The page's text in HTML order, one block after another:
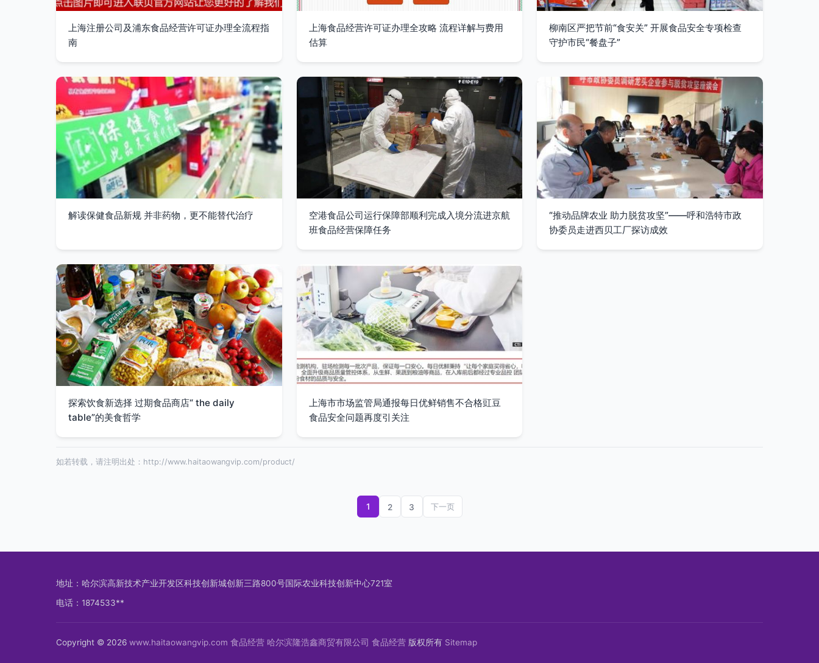
上海注册公司及浦东食品经营许可证办理全流程指
南
上海食品经营许可证办理全攻略 流程详解与费用
估算
柳南区严把节前“食安关” 开展食品安全专项检查
守护市民“餐盘子”
解读保健食品新规 并非药物，更不能替代治疗
空港食品公司运行保障部顺利完成入境分流进京航
班食品经营保障任务
“推动品牌农业 助力脱贫攻坚”——呼和浩特市政
协委员走进西贝工厂探访成效
探索饮食新选择 过期食品商店“ the daily
table”的美食哲学
上海市市场监管局通报每日优鲜销售不合格豇豆
食品安全问题再度引关注
如若转载，请注明出处：http://www.haitaowangvip.com/product/
1 2 3 下一页
地址：哈尔滨高新技术产业开发区科技创新城创新三路800号国际农业科技创新中心721室
电话：1874533**
Copyright © 2026 www.haitaowangvip.com 食品经营 哈尔滨隆浩鑫商贸有限公司 食品经营 版权所有 Sitemap